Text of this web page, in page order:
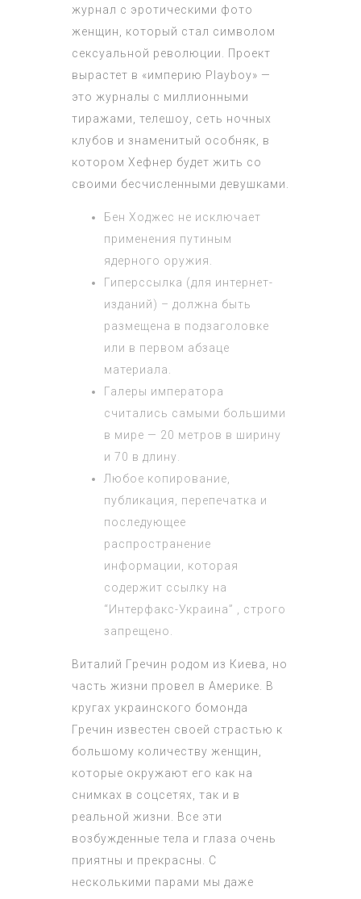
журнал с эротическими фото
женщин, который стал символом
сексуальной революции. Проект
вырастет в «империю Playboy» —
это журналы с миллионными
тиражами, телешоу, сеть ночных
клубов и знаменитый особняк, в
котором Хефнер будет жить со
своими бесчисленными девушками.
Бен Ходжес не исключает
применения путиным
ядерного оружия.
Гиперссылка (для интернет-
изданий) – должна быть
размещена в подзаголовке
или в первом абзаце
материала.
Галеры императора
считались самыми большими
в мире — 20 метров в ширину
и 70 в длину.
Любое копирование,
публикация, перепечатка и
последующее
распространение
информации, которая
содержит ссылку на
“Интерфакс-Украина” , строго
запрещено.
Виталий Гречин родом из Киева, но
часть жизни провел в Америке. В
кругах украинского бомонда
Гречин известен своей страстью к
большому количеству женщин,
которые окружают его как на
снимках в соцсетях, так и в
реальной жизни. Все эти
возбужденные тела и глаза очень
приятны и прекрасны. С
несколькими парами мы даже